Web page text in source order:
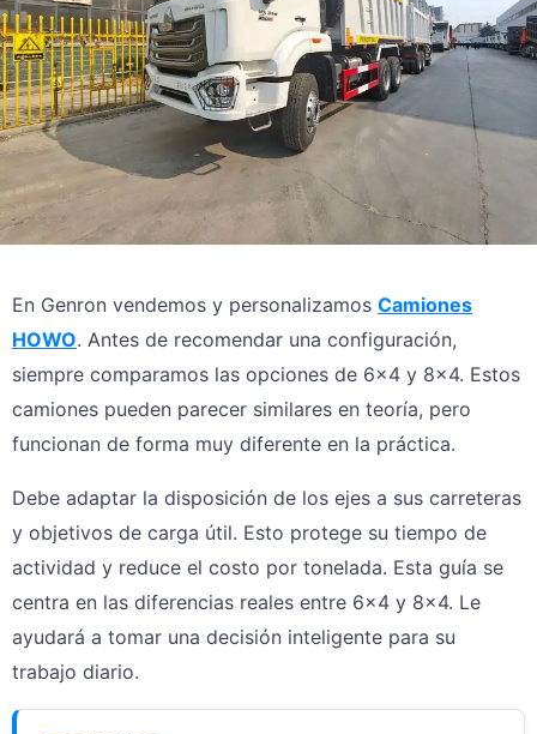
En Genron vendemos y personalizamos Camiones
HOWO. Antes de recomendar una configuración,
siempre comparamos las opciones de 6×4 y 8×4. Estos
camiones pueden parecer similares en teoría, pero
funcionan de forma muy diferente en la práctica.
Debe adaptar la disposición de los ejes a sus carreteras
y objetivos de carga útil. Esto protege su tiempo de
actividad y reduce el costo por tonelada. Esta guía se
centra en las diferencias reales entre 6×4 y 8×4. Le
ayudará a tomar una decisión inteligente para su
trabajo diario.